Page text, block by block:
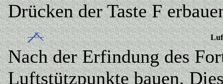
Drücken der Taste F
Nach der Erfindung des
Luftstützpunkte bauen.